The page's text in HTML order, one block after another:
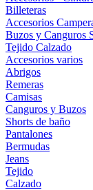
Billeteras
Accesorios
Buzos y Canguros
Tejido Calzado
Accesorios varios
Abrigos
Remeras
Camisas
Canguros y Buzos
Shorts de baño
Pantalones
Bermudas
Jeans
Tejido
Calzado